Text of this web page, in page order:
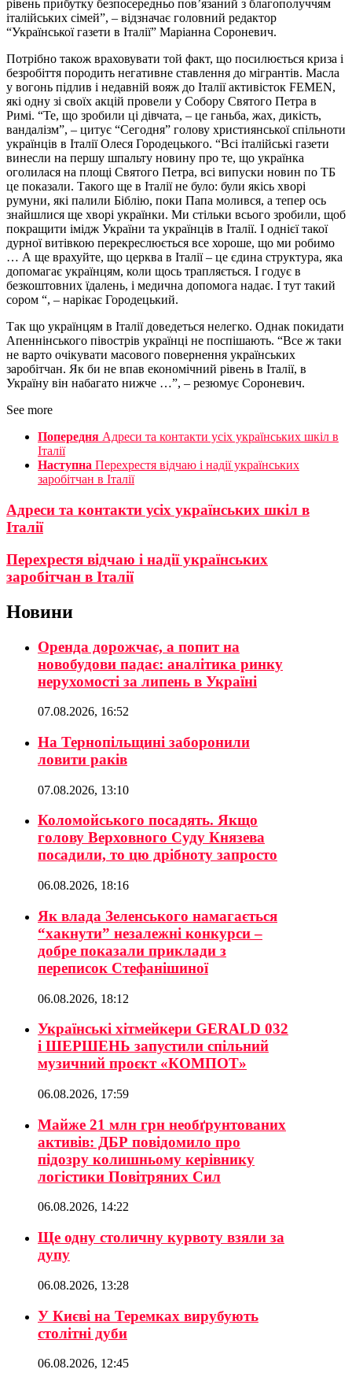
рівень прибутку безпосередньо пов’язаний з благополуччям
італійських сімей”, – відзначає головний редактор
“Української газети в Італії” Маріанна Сороневич.
Потрібно також враховувати той факт, що посилюється криза і
безробіття породить негативне ставлення до мігрантів. Масла
у вогонь підлив і недавній вояж до Італії активісток FEMEN,
які одну зі своїх акцій провели у Собору Святого Петра в
Римі. “Те, що зробили ці дівчата, – це ганьба, жах, дикість,
вандалізм”, – цитує “Сегодня” голову християнської спільноти
українців в Італії Олеся Городецького. “Всі італійські газети
винесли на першу шпальту новину про те, що українка
оголилася на площі Святого Петра, всі випуски новин по ТБ
це показали. Такого ще в Італії не було: були якісь хворі
румуни, які палили Біблію, поки Папа молився, а тепер ось
знайшлися ще хворі українки. Ми стільки всього зробили, щоб
покращити імідж України та українців в Італії. І однієї такої
дурної витівкою перекреслюється все хороше, що ми робимо
… А ще врахуйте, що церква в Італії – це єдина структура, яка
допомагає українцям, коли щось трапляється. І годує в
безкоштовних їдалень, і медична допомога надає. І тут такий
сором “, – нарікає Городецький.
Так що українцям в Італії доведеться нелегко. Однак покидати
Апеннінського півострів українці не поспішають. “Все ж таки
не варто очікувати масового повернення українських
заробітчан. Як би не впав економічний рівень в Італії, в
Україну він набагато нижче …”, – резюмує Сороневич.
See more
Попередня Адреси та контакти усіх українських шкіл в
Італії
Наступна Перехрестя відчаю і надії українських
заробітчан в Італії
Адреси та контакти усіх українських шкіл в
Італії
Перехрестя відчаю і надії українських
заробітчан в Італії
Новини
Оренда дорожчає, а попит на
новобудови падає: аналітика ринку
нерухомості за липень в Україні
07.08.2026, 16:52
На Тернопільщині заборонили
ловити раків
07.08.2026, 13:10
Коломойського посадять. Якщо
голову Верховного Суду Князева
посадили, то цю дрібноту запросто
06.08.2026, 18:16
Як влада Зеленського намагається
“хакнути” незалежні конкурси –
добре показали приклади з
переписок Стефанішиної
06.08.2026, 18:12
Українські хітмейкери GERALD 032
і ШЕРШЕНЬ запустили спільний
музичний проєкт «КОМПОТ»
06.08.2026, 17:59
Майже 21 млн грн необґрунтованих
активів: ДБР повідомило про
підозру колишньому керівнику
логістики Повітряних Сил
06.08.2026, 14:22
Ще одну столичну курвоту взяли за
дупу
06.08.2026, 13:28
У Києві на Теремках вирубують
столітні дуби
06.08.2026, 12:45